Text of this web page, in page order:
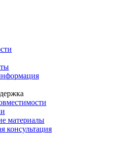
материалы
консультация